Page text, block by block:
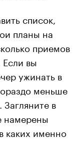
список,
планы на
приемов
вы
ужинать в
меньше
в
намерены
каких именно